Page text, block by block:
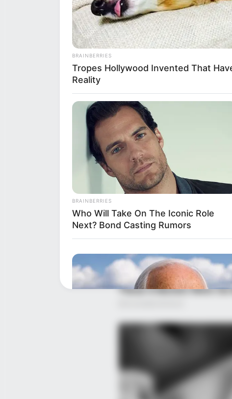
BRAINBERRIES
Tropes Hollywood Invented That
Reality
BRAINBERRIES
Who Will Take On The Iconic Role
Next? Bond Casting Rumors